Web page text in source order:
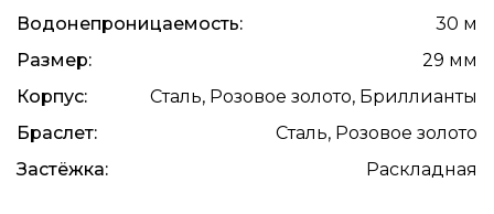
Водонепроницаемость:
30 м
Размер:
29 мм
Корпус:
Сталь, Розовое золото, Бриллианты
Браслет:
Сталь, Розовое золото
Застёжка:
Раскладная